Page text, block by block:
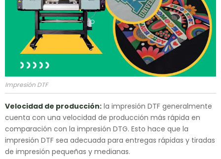
Impresión DTF
Velocidad de producción: la impresión DTF generalmente
cuenta con una velocidad de producción más rápida en
comparación con la impresión DTG. Esto hace que la
impresión DTF sea adecuada para entregas rápidas y tiradas
de impresión pequeñas y medianas.